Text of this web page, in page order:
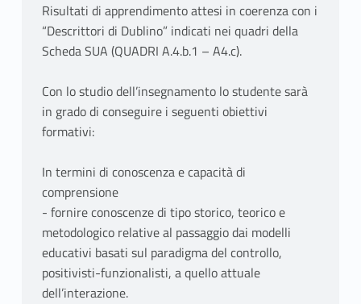
Risultati di apprendimento attesi in coerenza con i
“Descrittori di Dublino” indicati nei quadri della
Scheda SUA (QUADRI A.4.b.1 – A4.c).
Con lo studio dell’insegnamento lo studente sarà
in grado di conseguire i seguenti obiettivi
formativi:
In termini di conoscenza e capacità di
comprensione
- fornire conoscenze di tipo storico, teorico e
metodologico relative al passaggio dai modelli
educativi basati sul paradigma del controllo,
positivisti-funzionalisti, a quello attuale
dell’interazione.